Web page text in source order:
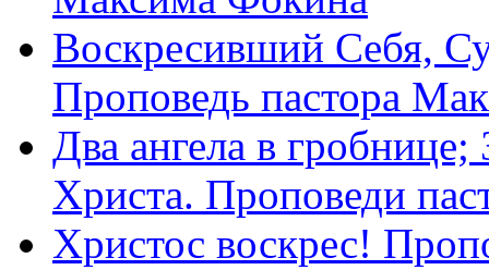
Воскресивший Себя,
Проповедь пастора
Два ангела в
Христа. Проповеди
Христос воскрес!